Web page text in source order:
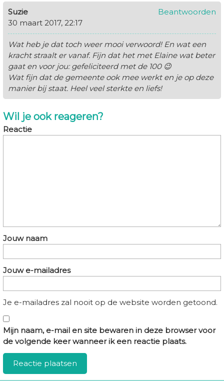
Beantwoorden
Suzie
30 maart 2017, 22:17
Wat heb je dat toch weer mooi verwoord! En wat een
kracht straalt er vanaf. Fijn dat het met Elaine wat beter
gaat en voor jou: gefeliciteerd met de 100 😉
Wat fijn dat de gemeente ook mee werkt en je op deze
manier bij staat. Heel veel sterkte en liefs!
Wil je ook reageren?
Reactie
Jouw naam
Jouw e-mailadres
Je e-mailadres zal nooit op de website worden getoond.
Mijn naam, e-mail en site bewaren in deze browser voor
de volgende keer wanneer ik een reactie plaats.